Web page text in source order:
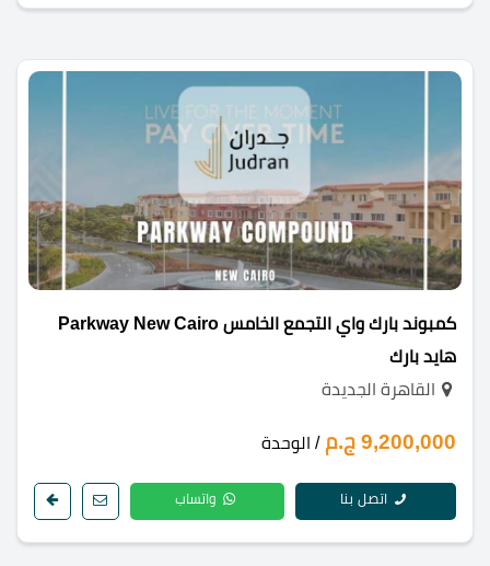
كمبوند بارك واي التجمع الخامس Parkway New Cairo
هايد بارك
القاهرة الجديدة
9,200,000 ج.م / الوحدة
اتصل بنا واتساب